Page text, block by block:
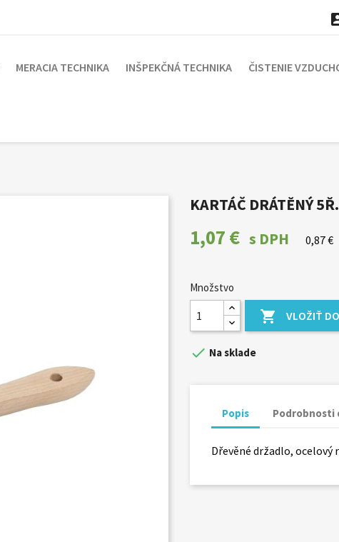
MERACIA TECHNIKA INŠPEKČNÁ TECHNIKA ČISTENIE
KARTÁČ DRÁTĚNÝ 5Ř.
1,07 € s DPH 0,87 €
Množstvo
 VLOŽIŤ
 Na sklade
Popis Podrobnosti
Dřevěné držadlo, ocelový